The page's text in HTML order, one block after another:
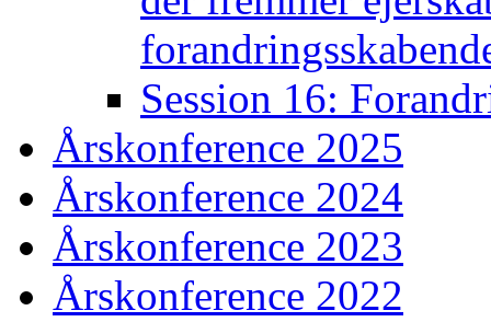
Session 16:
Årskonference 2025
Årskonference 2024
Årskonference 2023
Årskonference 2022